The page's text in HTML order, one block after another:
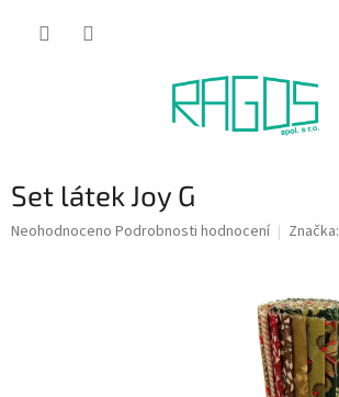
Set látek Joy G
Průměrné
Neohodnoceno Podrobnosti hodnocení Značka: